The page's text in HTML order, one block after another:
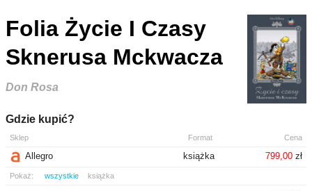
Folia Życie I Czasy
Sknerusa Mckwacza
Don Rosa
Gdzie kupić?
Sklep Format Cena
Allegro książka 799,00 zł
Pokaż: wszystkie książka